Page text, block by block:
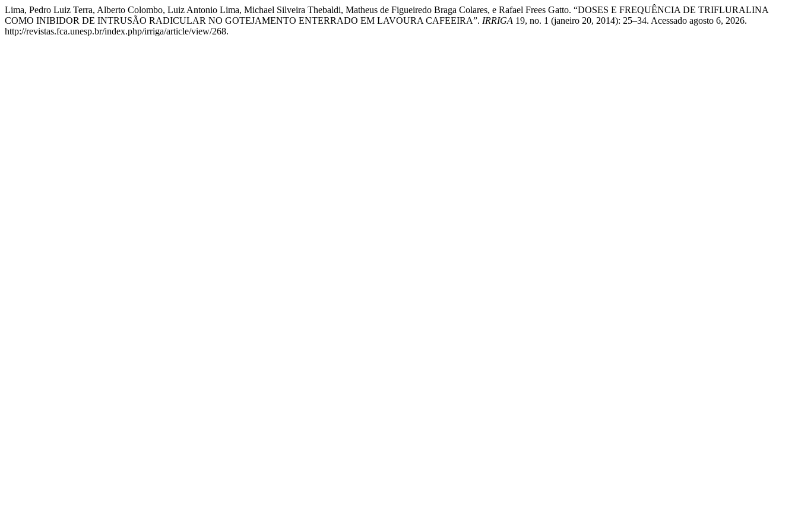
Lima, Pedro Luiz Terra, Alberto Colombo, Luiz Antonio Lima, Michael Silveira Thebaldi, Matheus de Figueiredo Braga Colares, e Rafael Frees Gatto. “DOSES E FREQUÊNCIA DE TRIFLURALINA
COMO INIBIDOR DE INTRUSÃO RADICULAR NO GOTEJAMENTO ENTERRADO EM LAVOURA CAFEEIRA”. IRRIGA 19, no. 1 (janeiro 20, 2014): 25–34. Acessado agosto 6, 2026.
http://revistas.fca.unesp.br/index.php/irriga/article/view/268.